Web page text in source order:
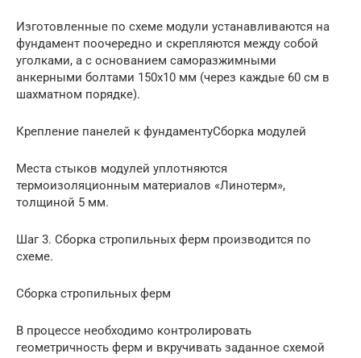
Изготовленные по схеме модули устанавливаются на
фундамент поочередно и скрепляются между собой
уголками, а с основанием саморазжимными
анкерными болтами 150х10 мм (через каждые 60 см в
шахматном порядке).
Крепление панелей к фундаментуСборка модулей
Места стыков модулей уплотняются
термоизоляционным материалов «Линотерм»,
толщиной 5 мм.
Шаг 3. Сборка стропильных ферм производится по
схеме.
Сборка стропильных ферм
В процессе необходимо контролировать
геометричность ферм и вкручивать заданное схемой